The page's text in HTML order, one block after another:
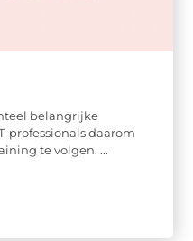
belangrijke
professionals daarom
te volgen. ...